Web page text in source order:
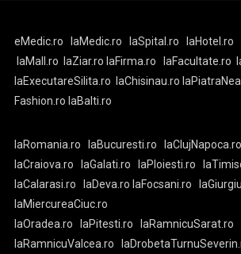
eMedic.ro laMedic.ro laSpital.ro laHotel.ro
laMall.ro
laZiar.ro laFirma.ro laFacultate.ro
laExecutareSilita.ro
laChisinau.ro
Fashion.ro laBalti.ro
laRomania.ro laBucuresti.ro laClujNapoca.ro
laCraiova.ro
laGalati.ro laPloiesti.ro
laCalarasi.ro
laDeva.ro laFocsani.ro
laMiercureaCiuc.ro
laOradea.ro
laPitesti.ro
laRamnicuSarat.ro
laRamnicuValcea.ro